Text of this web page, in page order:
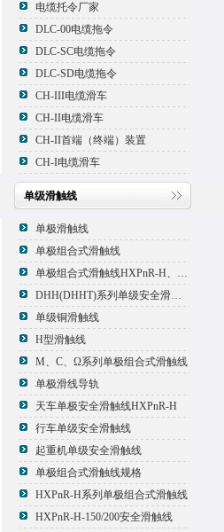
电缆托令厂家
DLC-00电缆拖令
DLC-SC电缆拖令
DLC-SD电缆拖令
CH-III电缆滑车
CH-II电缆滑车
CH-II首端（终端）装置
CH-I电缆滑车
单级滑触线
单极滑触线
单极组合式滑触线
单极组合式滑触线HXPnR-H、HXPnR-H8 、HXPnR-HT
DHH(DHHT)系列单级安全滑触线
单级铜滑触线
H型滑触线
M、C、Ω系列单极组合式滑触线
单极滑线导轨
天车单极安全滑触线HXPnR-H
行车单级安全滑触线
起重机单级安全滑触线
单极组合式滑触线规格
HXPnR-H系列单极组合式滑触线
HXPnR-H-150/200安全滑触线